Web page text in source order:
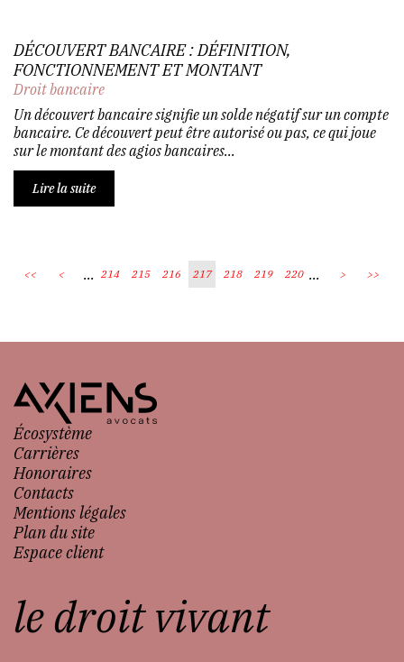
DÉCOUVERT BANCAIRE : DÉFINITION,
FONCTIONNEMENT ET MONTANT
Droit bancaire
Un découvert bancaire signifie un solde négatif sur un compte
bancaire. Ce découvert peut être autorisé ou pas, ce qui joue
sur le montant des agios bancaires...
Lire la suite
<< < ... 214 215 216 217 218 219 220 ... > >>
Écosystème
Carrières
Honoraires
Contacts
Mentions légales
Plan du site
Espace client
le droit vivant